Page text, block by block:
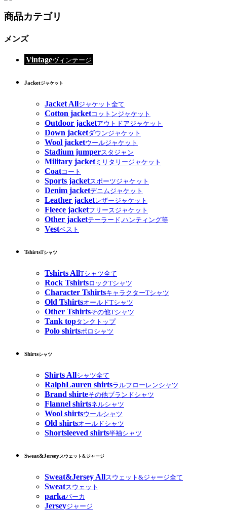
商品カテゴリ
メンズ
Vintageヴィンテージ
Jacketジャケット
Jacket Allジャケット全て
Cotton jacketコットンジャケット
Outdoor jacketアウトドアジャケット
Down jacketダウンジャケット
Wool jacketウールジャケット
Stadium jumperスタジャン
Military jacketミリタリージャケット
Coatコート
Sports jacketスポーツジャケット
Denim jacketデニムジャケット
Leather jacketレザージャケット
Fleece jacketフリースジャケット
Other jacketテーラード,ハンティング等
Vestベスト
TshirtsTシャツ
Tshirts AllTシャツ全て
Rock TshirtsロックTシャツ
Character TshirtsキャラクターTシャツ
Old TshirtsオールドTシャツ
Other Tshirtsその他Tシャツ
Tank topタンクトップ
Polo shirtsポロシャツ
Shirtsシャツ
Shirts Allシャツ全て
RalphLauren shirtsラルフローレンシャツ
Brand shirteその他ブランドシャツ
Flannel shirtsネルシャツ
Wool shirtsウールシャツ
Old shirtsオールドシャツ
Shortsleeved shirts半袖シャツ
Sweat&Jerseyスウェット&ジャージ
Sweat&Jersey Allスウェット&ジャージ全て
Sweatスウェット
parkaパーカ
Jerseyジャージ